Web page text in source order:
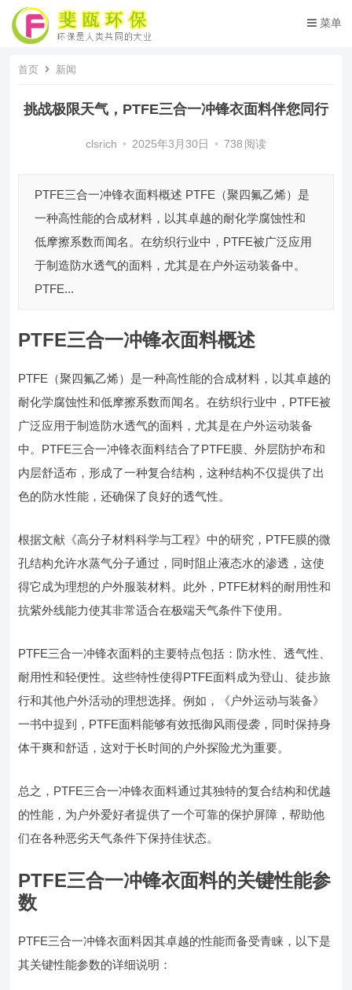
菜单
首页 新闻
挑战极限天气，PTFE三合一冲锋衣面料伴您同行
clsrich • 2025年3月30日 • 738 阅读
PTFE三合一冲锋衣面料概述 PTFE（聚四氟乙烯）是
一种高性能的合成材料，以其卓越的耐化学腐蚀性和
低摩擦系数而闻名。在纺织行业中，PTFE被广泛应用
于制造防水透气的面料，尤其是在户外运动装备中。
PTFE...
PTFE三合一冲锋衣面料概述
PTFE（聚四氟乙烯）是一种高性能的合成材料，以其卓越的
耐化学腐蚀性和低摩擦系数而闻名。在纺织行业中，PTFE被
广泛应用于制造防水透气的面料，尤其是在户外运动装备
中。PTFE三合一冲锋衣面料结合了PTFE膜、外层防护布和
内层舒适布，形成了一种复合结构，这种结构不仅提供了出
色的防水性能，还确保了良好的透气性。
根据文献《高分子材料科学与工程》中的研究，PTFE膜的微
孔结构允许水蒸气分子通过，同时阻止液态水的渗透，这使
得它成为理想的户外服装材料。此外，PTFE材料的耐用性和
抗紫外线能力使其非常适合在极端天气条件下使用。
PTFE三合一冲锋衣面料的主要特点包括：防水性、透气性、
耐用性和轻便性。这些特性使得PTFE面料成为登山、徒步旅
行和其他户外活动的理想选择。例如，《户外运动与装备》
一书中提到，PTFE面料能够有效抵御风雨侵袭，同时保持身
体干爽和舒适，这对于长时间的户外探险尤为重要。
总之，PTFE三合一冲锋衣面料通过其独特的复合结构和优越
的性能，为户外爱好者提供了一个可靠的保护屏障，帮助他
们在各种恶劣天气条件下保持佳状态。
PTFE三合一冲锋衣面料的关键性能参
数
PTFE三合一冲锋衣面料因其卓越的性能而备受青睐，以下是
其关键性能参数的详细说明：